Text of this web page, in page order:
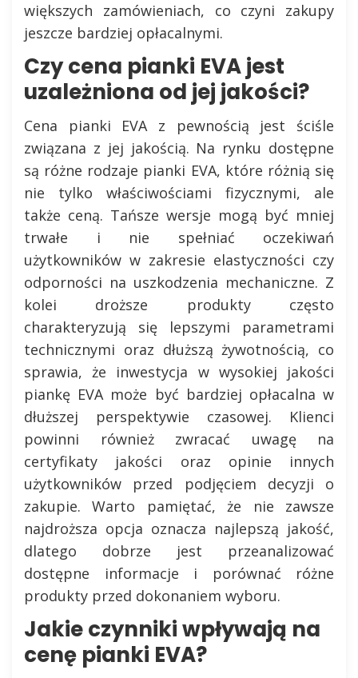
większych zamówieniach, co czyni zakupy
jeszcze bardziej opłacalnymi.
Czy cena pianki EVA jest
uzależniona od jej jakości?
Cena pianki EVA z pewnością jest ściśle
związana z jej jakością. Na rynku dostępne
są różne rodzaje pianki EVA, które różnią się
nie tylko właściwościami fizycznymi, ale
także ceną. Tańsze wersje mogą być mniej
trwałe i nie spełniać oczekiwań
użytkowników w zakresie elastyczności czy
odporności na uszkodzenia mechaniczne. Z
kolei droższe produkty często
charakteryzują się lepszymi parametrami
technicznymi oraz dłuższą żywotnością, co
sprawia, że inwestycja w wysokiej jakości
piankę EVA może być bardziej opłacalna w
dłuższej perspektywie czasowej. Klienci
powinni również zwracać uwagę na
certyfikaty jakości oraz opinie innych
użytkowników przed podjęciem decyzji o
zakupie. Warto pamiętać, że nie zawsze
najdroższa opcja oznacza najlepszą jakość,
dlatego dobrze jest przeanalizować
dostępne informacje i porównać różne
produkty przed dokonaniem wyboru.
Jakie czynniki wpływają na
cenę pianki EVA?